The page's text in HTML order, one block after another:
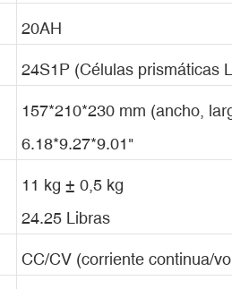
20AH
24S1P (Células prismáticas
157*210*230 mm (ancho,
6.18*9.27*9.01"
11 kg ± 0,5 kg
24.25 Libras
CC/CV (corriente continua/